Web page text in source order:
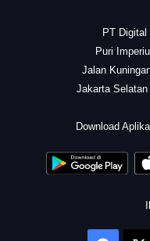
PT Digital
Puri
Jalan
Jakarta
Download